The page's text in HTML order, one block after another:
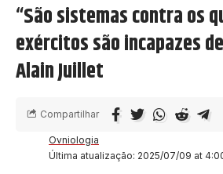
“São sistemas contra os
exércitos são incapazes
Alain Juillet
Última atualização: 2025/07/09 at
Ovniologia
Compartilhar